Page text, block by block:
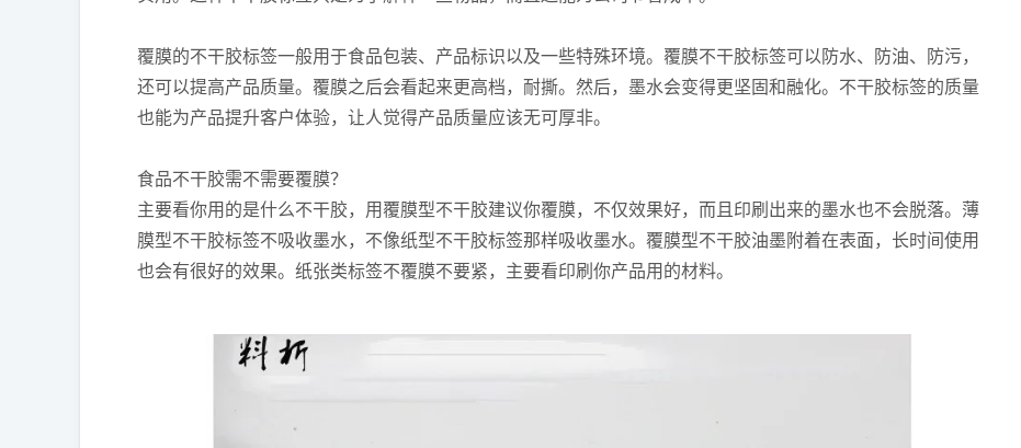
覆膜的不干胶标签一般用于食品包装、产品标识以及一些特殊环境。覆膜不干胶标签可以防水、防油、防污，
还可以提高产品质量。覆膜之后会看起来更高档，耐撕。然后，墨水会变得更坚固和融化。不干胶标签的质量
也能为产品提升客户体验，让人觉得产品质量应该无可厚非。
食品不干胶需不需要覆膜？
主要看你用的是什么不干胶，用覆膜型不干胶建议你覆膜，不仅效果好，而且印刷出来的墨水也不会脱落。薄
膜型不干胶标签不吸收墨水，不像纸型不干胶标签那样吸收墨水。覆膜型不干胶油墨附着在表面，长时间使用
也会有很好的效果。纸张类标签不覆膜不要紧，主要看印刷你产品用的材料。